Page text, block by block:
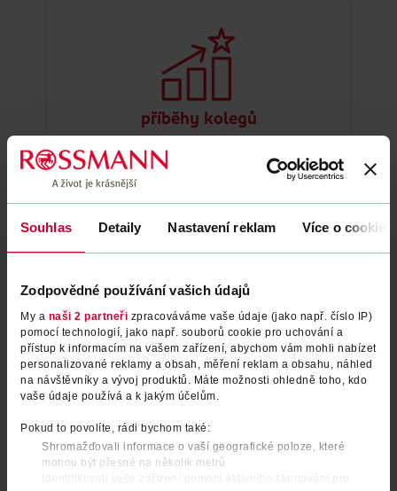
Souhlas Detaily Nastavení reklam Více o cookies
Zodpovědné používání vašich údajů
My a naši 2 partneři zpracováváme vaše údaje (jako např. číslo IP)
pomocí technologií, jako např. souborů cookie pro uchování a
přístup k informacím na vašem zařízení, abychom vám mohli nabízet
personalizované reklamy a obsah, měření reklam a obsahu, náhled
na návštěvníky a vývoj produktů. Máte možnosti ohledně toho, kdo
vaše údaje používá a k jakým účelům.
Pokud to povolíte, rádi bychom také:
Shromažďovali informace o vaší geografické poloze, které
mohou být přesné na několik metrů
Identifikovali vaše zařízení pomocí aktivního skenování pro
příběhy kolegů
Atmoskop.cz